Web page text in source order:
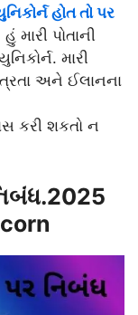
હોત તો પર
મારી પોતાની
મારી
અને ઈલાનના
કરી શકતો ન